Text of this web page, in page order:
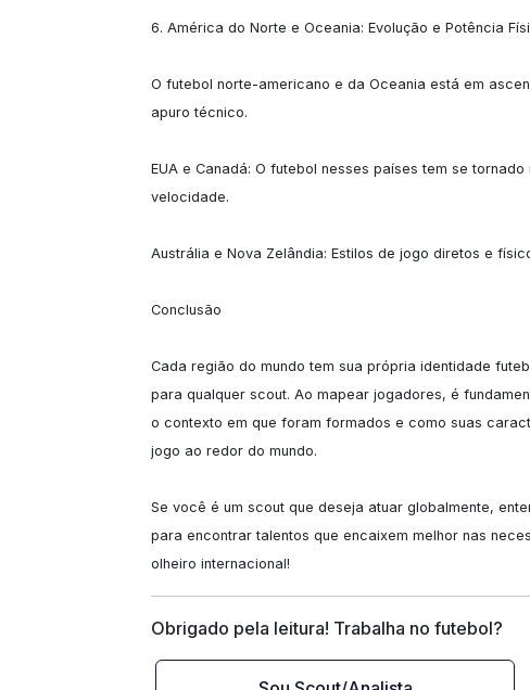
6. América do Norte e Oceania: Evolução e Potência
O futebol norte-americano e da Oceania está em
apuro técnico.
EUA e Canadá: O futebol nesses países tem se
velocidade.
Austrália e Nova Zelândia: Estilos de jogo diretos e
Conclusão
Cada região do mundo tem sua própria identidade
para qualquer scout. Ao mapear jogadores, é
o contexto em que foram formados e como suas
jogo ao redor do mundo.
Se você é um scout que deseja atuar globalmente,
para encontrar talentos que encaixem melhor nas
olheiro internacional!
Obrigado pela leitura! Trabalha no futebol?